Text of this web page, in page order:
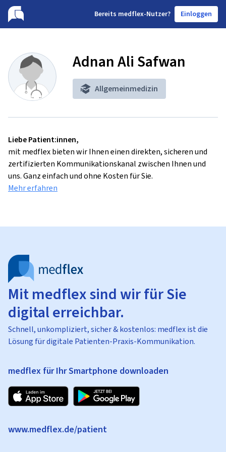
Bereits medflex-Nutzer? Einloggen
Adnan Ali Safwan
Allgemeinmedizin
Liebe Patient:innen,
mit medflex bieten wir Ihnen einen direkten, sicheren und
zertifizierten Kommunikationskanal zwischen Ihnen und
uns. Ganz einfach und ohne Kosten für Sie.
Mehr erfahren
Mit medflex sind wir für Sie
digital erreichbar.
Schnell, unkompliziert, sicher & kostenlos: medflex ist die
Lösung für digitale Patienten-Praxis-Kommunikation.
medflex für Ihr Smartphone downloaden
www.medflex.de/patient